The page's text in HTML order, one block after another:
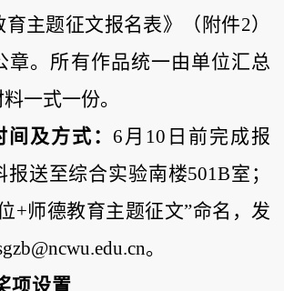
育主题征文报名表》（附件2）
章。所有作品统一由单位汇总
一式一份。
及方式： 6月10日前完成报
送至综合实验南楼501B室；
+师德教育主题征文”命名，发
。
项设置